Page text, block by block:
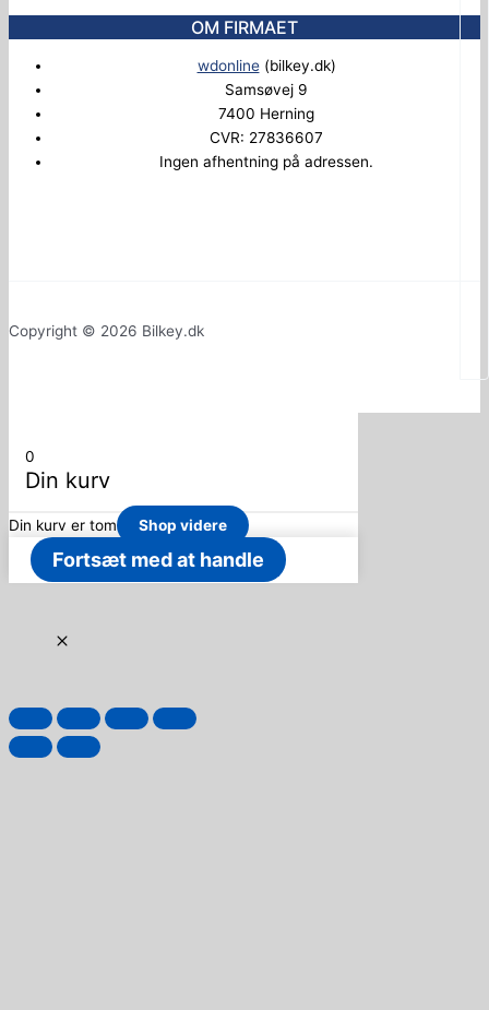
OM FIRMAET
wdonline(bilkey.dk)
Samsøvej 9
7400 Herning
CVR: 27836607
Ingen afhentning på adressen.
Copyright © 2026 Bilkey.dk
0
Din kurv
Din kurv er tom Shop videre
Fortsæt med at handle